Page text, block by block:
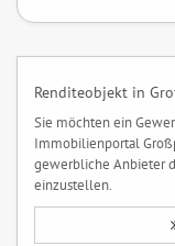
Renditeobjekt in
Sie möchten ein
Immobilienportal
gewerbliche Anbieter
einzustellen.